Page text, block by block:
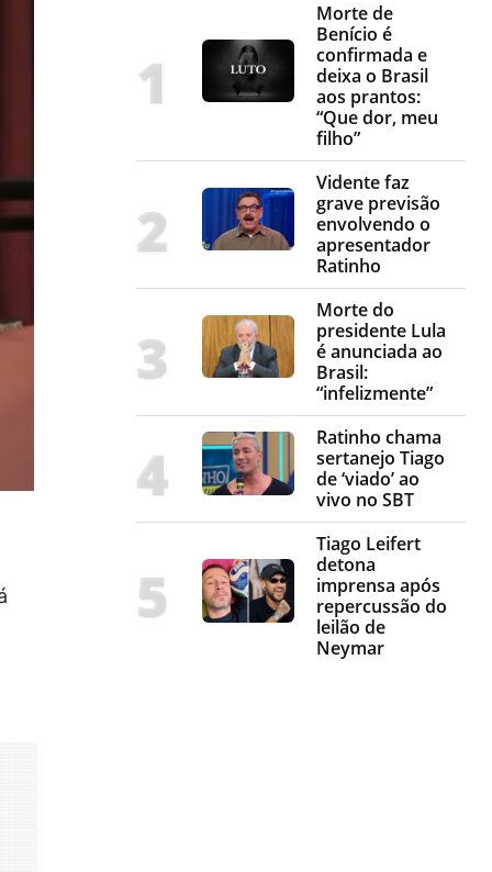
Morte de
Benício é
confirmada e
deixa o Brasil
aos prantos:
“Que dor, meu
filho”
Vidente faz
grave previsão
envolvendo o
apresentador
Ratinho
Morte do
presidente Lula
é anunciada ao
Brasil:
“infelizmente”
Ratinho chama
sertanejo Tiago
de ‘viado’ ao
vivo no SBT
Tiago Leifert
detona
imprensa após
repercussão do
leilão de
Neymar